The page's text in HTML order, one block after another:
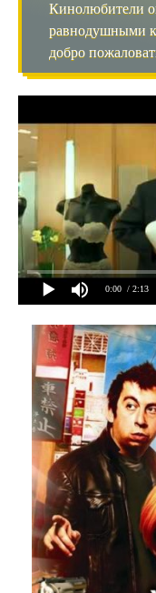
Кинолюбители
равнодушными
добро
0:00 / 2:13